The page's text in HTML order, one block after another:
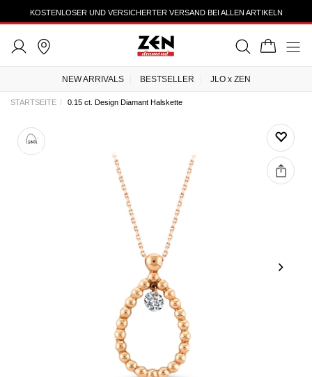
KOSTENLOSER UND VERSICHERTER VERSAND BEI ALLEN ARTIKELN
NEW ARRIVALS BESTSELLER JLO x ZEN
STARTSEITE 0.15 ct. Design Diamant Halskette